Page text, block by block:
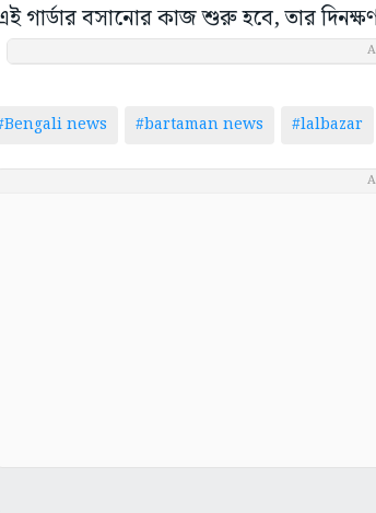
গার্ডার বসানোর কাজ শুরু হবে, তার
news #bartaman news #lalbazar